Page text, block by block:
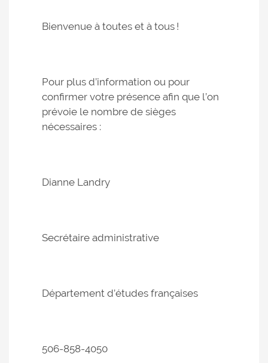
Bienvenue à toutes et à tous !
Pour plus d’information ou pour
confirmer votre présence afin que l’on
prévoie le nombre de sièges
nécessaires :
Dianne Landry
Secrétaire administrative
Département d’études françaises
506-858-4050